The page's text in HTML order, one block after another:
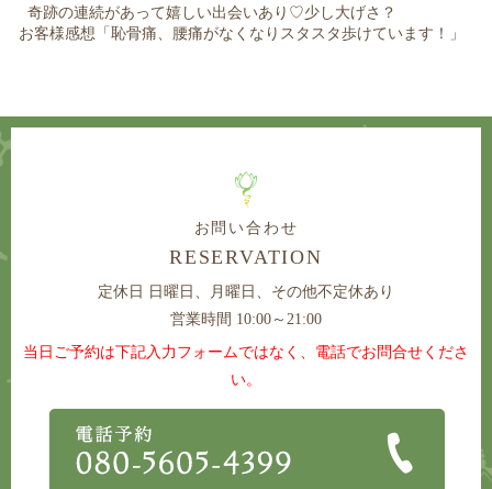
奇跡の連続があって嬉しい出会いあり♡少し大げさ？
お客様感想「恥骨痛、腰痛がなくなりスタスタ歩けています！」
お問い合わせ
RESERVATION
定休日 日曜日、月曜日、その他不定休あり
営業時間 10:00～21:00
当日ご予約は下記入力フォームではなく、電話でお問合せくださ
い。